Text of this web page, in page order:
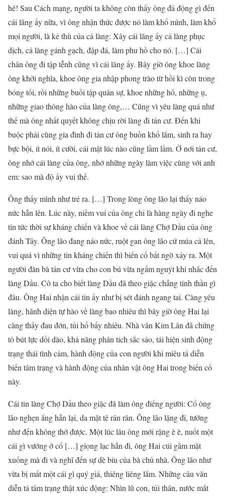
hê! Sau Cách mạng, người ta không còn thấy ông đả động gì đến
cái lăng ấy nữa, vì ông nhận thức được nó làm khổ mình, làm khổ
mọi người, là kẻ thù của cả làng: Xây cái lăng ấy cả làng phục
dịch, cả làng gánh gạch, đập đá, làm phu hồ cho nó. […] Cái
chân ông đi tập tễnh cũng vì cái lăng ấy. Bây giờ ông khoe làng
ông khởi nghĩa, khoe ông gia nhập phong trào từ hồi kì còn trong
bóng tối, rồi những buối tập quân sự, khoe những hố, những ụ,
những giao thông hào của làng ông,… Cũng vì yêu làng quá như
thế mà ông nhất quyết không chịu rời làng đi tản cư. Đến khi
buộc phải cùng gia đình đi tản cư ông buồn khổ lắm, sinh ra hay
bực bội, ít nói, ít cười, cái mặt lúc nào cũng lầm lầm. Ở nơi tản cư,
ông nhớ cái làng của ông, nhớ những ngày làm việc cùng với anh
em: sao mà độ ấy vui thế.
Ông thấy mình như trẻ ra. […] Trong lòng ông lão lại thấy náo
nức hẳn lên. Lúc này, niềm vui của ông chỉ là hàng ngày đi nghe
tin tức thời sự kháng chiến và khoe về cái làng Chợ Dầu của ông
đánh Tây. Ông lão đang náo nức, ruột gan ông lão cứ múa cả lên,
vui quá vì những tin kháng chiến thì biến cố bất ngờ xảy ra. Một
người đàn bà tản cư vừa cho con bú vừa ngấm nguýt khi nhắc đến
làng Dầu. Cô ta cho biết làng Dầu đã theo giặc chẳng tinh thần gì
đâu. Ông Hai nhận cái tin ấy như bị sét đánh ngang tai. Càng yêu
làng, hãnh diện tự hào về làng bao nhiêu thì bây giờ ông Hai lại
càng thấy đau đớn, tủi hổ bấy nhiêu. Nhà văn Kim Lân đã chứng
tỏ bút lực dồi dào, khả năng phân tích sắc sảo, tái hiện sinh động
trạng thái tình cảm, hành động của con người khi miêu tả diễn
biến tâm trạng và hành động của nhân vật ông Hai trong biến cố
này.
Cái tin làng Chợ Dầu theo giặc đã làm ông điếng người: Cổ ông
lão nghẹn ắng hẳn lại, da mặt tê rân rân. Ông lão lặng đi, tưởng
như đến không thở được. Một lúc lâu ông mới rặng è è, nuốt một
cái gì vướng ở cổ […] giọng lạc hẳn đi, ông Hai cúi gằm mặt
xuống mà đi và nghĩ đến sự dè bỉu của bà chủ nhà. Ông lão như
vừa bị mất một cái gì quý giá, thiêng liêng lắm. Những câu văn
diễn tả tâm trạng thật xúc động: Nhìn lũ con, tủi thân, nước mắt